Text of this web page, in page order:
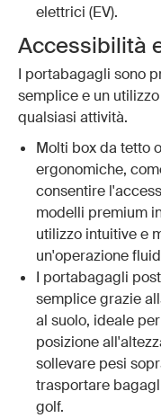
elettrici (EV).
Accessibilità
I portabagagli sono
semplice e un
qualsiasi attività.
Molti box da tetto
ergonomiche,
consentire
modelli premium
utilizzo intuitive e
un'operazione
I portabagagli
semplice grazie
al suolo, ideale
posizione
sollevare pesi
trasportare
golf.